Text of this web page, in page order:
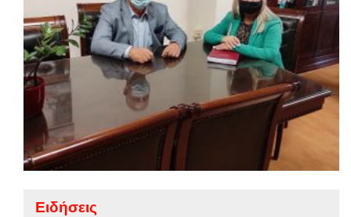
Ειδήσεις